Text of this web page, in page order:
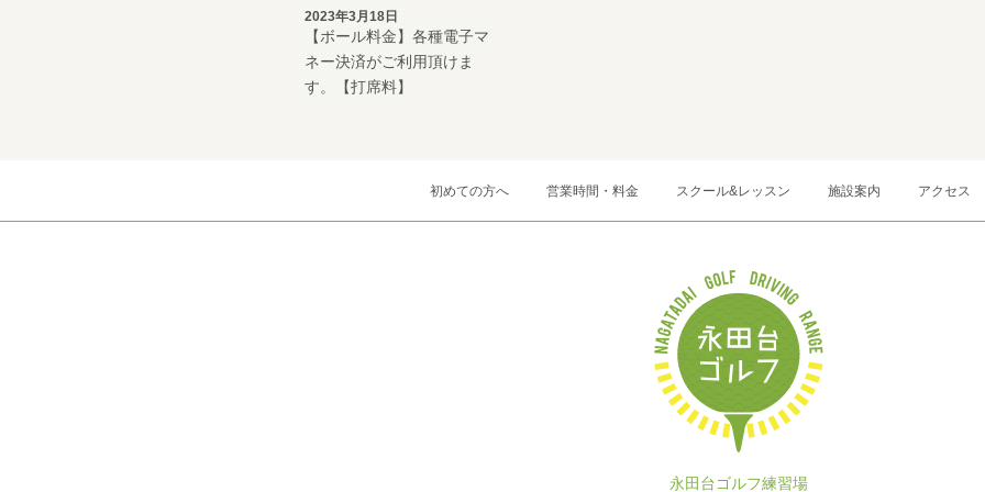
2023年3月18日
【ボール料金】各種電子マ
ネー決済がご利用頂けま
す。【打席料】
初めての方へ 営業時間・料金 スクール&レッスン 施設案内 アクセス
永田台ゴルフ練習場